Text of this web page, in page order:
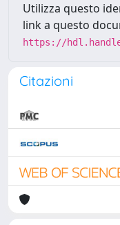
Utilizza questo
link a questo
https://
Citazioni